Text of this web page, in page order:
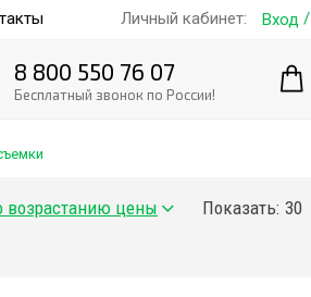
Личный кабинет: Вход /
8 800 550 76 07
Бесплатный звонок по России!
Показать: 30